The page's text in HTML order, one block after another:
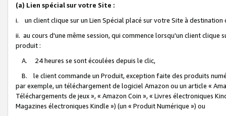
(a) Lien spécial sur votre Site :
i. un client clique sur un Lien Spécial placé sur votre Site à destination
ii. au cours d'une même session, qui commence lorsqu'un client
produit :
A. 24 heures se sont écoulées depuis le clic,
B. le client commande un Produit, exception faite des produits
par exemple, un téléchargement de logiciel Amazon ou un article «
Téléchargements de jeux », « Amazon Coin », « Livres électroniques
Magazines électroniques Kindle ») (un « Produit Numérique ») ou